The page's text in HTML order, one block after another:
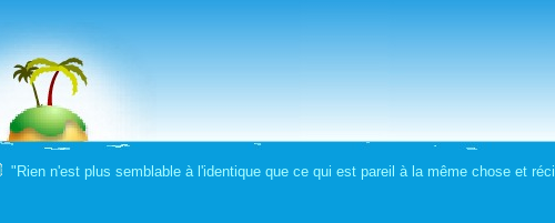
"Rien n'est plus semblable à l'identique que ce qui est pareil à la même chose et